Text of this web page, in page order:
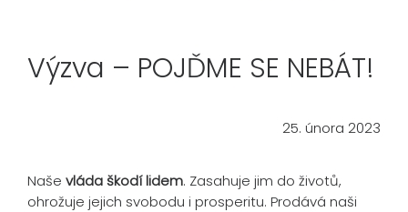
Výzva – POJĎME SE NEBÁT!
25. února 2023
Naše vláda škodí lidem. Zasahuje jim do životů,
ohrožuje jejich svobodu i prosperitu. Prodává naši